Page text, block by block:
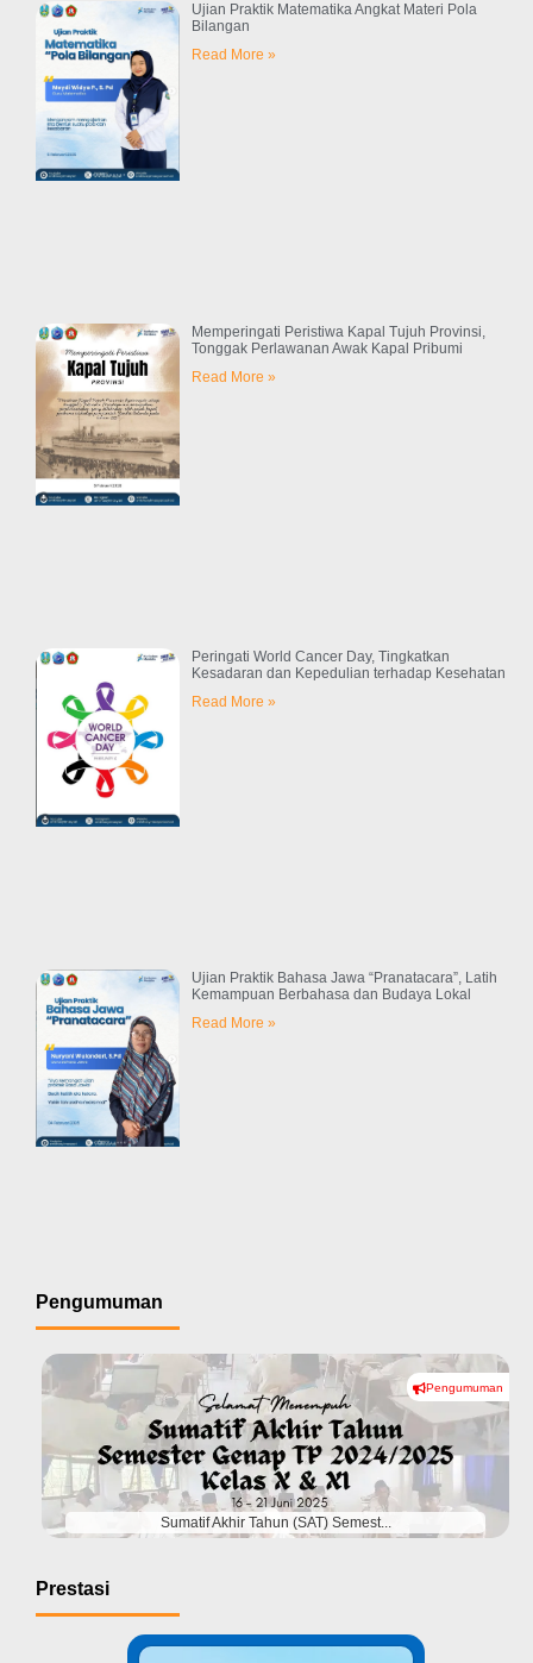
Ujian Praktik Matematika Angkat Materi Pola
Bilangan
Read More »
Memperingati Peristiwa Kapal Tujuh Provinsi,
Tonggak Perlawanan Awak Kapal Pribumi
Read More »
Peringati World Cancer Day, Tingkatkan
Kesadaran dan Kepedulian terhadap Kesehatan
Read More »
Ujian Praktik Bahasa Jawa “Pranatacara”, Latih
Kemampuan Berbahasa dan Budaya Lokal
Read More »
Pengumuman
Pengumuman
#
Sumatif Akhir Tahun (SAT) Semest...
Prestasi